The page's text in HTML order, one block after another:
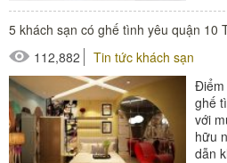
5 khách sạn có ghế tình yêu quận 10
112,882
Tin tức khách sạn
Điểm
ghế
với
hữu
dẫn